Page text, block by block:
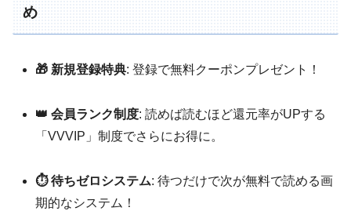
め
🎁 新規登録特典: 登録で無料クーポンプレゼント！
👑 会員ランク制度: 読めば読むほど還元率がUPする
「VVVIP」制度でさらにお得に。
⏱️ 待ちゼロシステム: 待つだけで次が無料で読める画
期的なシステム！